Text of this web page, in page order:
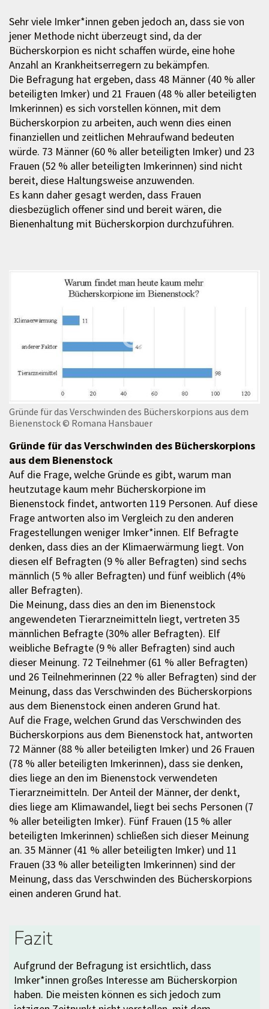
Sehr viele Imker*innen geben jedoch an, dass sie von
jener Methode nicht überzeugt sind, da der
Bücherskorpion es nicht schaffen würde, eine hohe
Anzahl an Krankheitserregern zu bekämpfen.
Die Befragung hat ergeben, dass 48 Männer (40 % aller
beteiligten Imker) und 21 Frauen (48 % aller beteiligten
Imkerinnen) es sich vorstellen können, mit dem
Bücherskorpion zu arbeiten, auch wenn dies einen
finanziellen und zeitlichen Mehraufwand bedeuten
würde. 73 Männer (60 % aller beteiligten Imker) und 23
Frauen (52 % aller beteiligten Imkerinnen) sind nicht
bereit, diese Haltungsweise anzuwenden.
Es kann daher gesagt werden, dass Frauen
diesbezüglich offener sind und bereit wären, die
Bienenhaltung mit Bücherskorpion durchzuführen.
Gründe für das Verschwinden des Bücherskorpions aus dem
Bienenstock© Romana Hansbauer
Gründe für das Verschwinden des Bücherskorpions
aus dem Bienenstock
Auf die Frage, welche Gründe es gibt, warum man
heutzutage kaum mehr Bücherskorpione im
Bienenstock findet, antworten 119 Personen. Auf diese
Frage antworten also im Vergleich zu den anderen
Fragestellungen weniger Imker*innen. Elf Befragte
denken, dass dies an der Klimaerwärmung liegt. Von
diesen elf Befragten (9 % aller Befragten) sind sechs
männlich (5 % aller Befragten) und fünf weiblich (4%
aller Befragten).
Die Meinung, dass dies an den im Bienenstock
angewendeten Tierarzneimitteln liegt, vertreten 35
männlichen Befragte (30% aller Befragten). Elf
weibliche Befragte (9 % aller Befragten) sind auch
dieser Meinung. 72 Teilnehmer (61 % aller Befragten)
und 26 Teilnehmerinnen (22 % aller Befragten) sind der
Meinung, dass das Verschwinden des Bücherskorpions
aus dem Bienenstock einen anderen Grund hat.
Auf die Frage, welchen Grund das Verschwinden des
Bücherskorpions aus dem Bienenstock hat, antworten
72 Männer (88 % aller beteiligten Imker) und 26 Frauen
(78 % aller beteiligten Imkerinnen), dass sie denken,
dies liege an den im Bienenstock verwendeten
Tierarzneimitteln. Der Anteil der Männer, der denkt,
dies liege am Klimawandel, liegt bei sechs Personen (7
% aller beteiligten Imker). Fünf Frauen (15 % aller
beteiligten Imkerinnen) schließen sich dieser Meinung
an. 35 Männer (41 % aller beteiligten Imker) und 11
Frauen (33 % aller beteiligten Imkerinnen) sind der
Meinung, dass das Verschwinden des Bücherskorpions
einen anderen Grund hat.
Fazit
Aufgrund der Befragung ist ersichtlich, dass
Imker*innen großes Interesse am Bücherskorpion
haben. Die meisten können es sich jedoch zum